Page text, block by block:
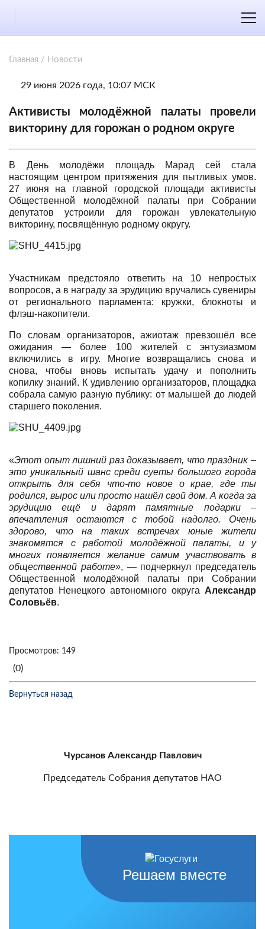
Главная / Новости
29 июня 2026 года, 10:07 МСК
Активисты молодёжной палаты провели
викторину для горожан о родном округе
В День молодёжи площадь Марад сей стала
настоящим центром притяжения для пытливых умов.
27 июня на главной городской площади активисты
Общественной молодёжной палаты при Собрании
депутатов устроили для горожан увлекательную
викторину, посвящённую родному округу.
Участникам предстояло ответить на 10 непростых
вопросов, а в награду за эрудицию вручались сувениры
от регионального парламента: кружки, блокноты и
флэш-накопители.
По словам организаторов, ажиотаж превзошёл все
ожидания — более 100 жителей с энтузиазмом
включились в игру. Многие возвращались снова и
снова, чтобы вновь испытать удачу и пополнить
копилку знаний. К удивлению организаторов, площадка
собрала самую разную публику: от малышей до людей
старшего поколения.
«Этот опыт лишний раз доказывает, что праздник –
это уникальный шанс среди суеты большого города
открыть для себя что-то новое о крае, где ты
родился, вырос или просто нашёл свой дом. А когда за
эрудицию ещё и дарят памятные подарки –
впечатления остаются с тобой надолго. Очень
здорово, что на таких встречах юные жители
знакомятся с работой молодёжной палаты, и у
многих появляется желание самим участвовать в
общественной работе», —подчеркнул председатель
Общественной молодёжной палаты при Собрании
депутатов Ненецкого автономного округа Александр
Соловьёв.
Просмотров: 149
(0)
Вернуться назад
Чурсанов Александр Павлович
Председатель Собрания депутатов НАО
Решаем вместе